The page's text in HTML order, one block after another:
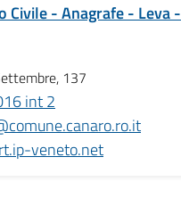
Civile - Anagrafe - Leva -
137
int 2
veneto.net